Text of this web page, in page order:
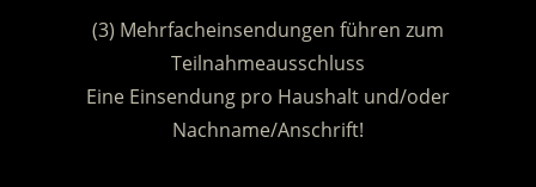
(3) Mehrfacheinsendungen führen zum
Teilnahmeausschluss
Eine Einsendung pro Haushalt und/oder
Nachname/Anschrift!